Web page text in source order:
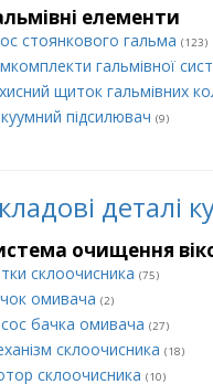
елементи
стоянкового гальма (123)
гальмівної
щиток гальмівних
підсилювач (9)
деталі
очищення
склоочисника (75)
омивача (2)
бачка омивача (27)
склоочисника (18)
склоочисника (10)